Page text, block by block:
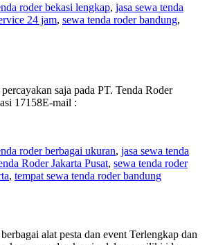
RODER
FREE
roder bekasi lengkap, jasa sewa tenda
24 jam, sewa tenda roder bandung,
saja pada PT. Tenda Roder
17158E-mail :
roder berbagai ukuran, jasa sewa tenda
Roder Jakarta Pusat, sewa tenda roder
, tempat sewa tenda roder bandung
alat pesta dan event Terlengkap dan